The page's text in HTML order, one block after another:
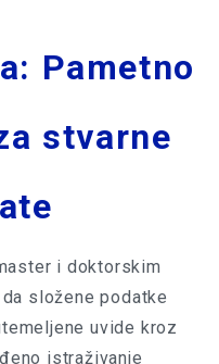
Pametno
stvarne
i doktorskim
složene podatke
uvide kroz
istraživanje